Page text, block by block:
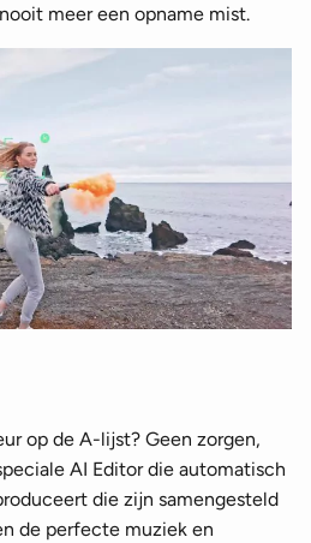
meer een opname mist.
op de A-lijst? Geen zorgen,
AI Editor die automatisch
die zijn samengesteld
de perfecte muziek en